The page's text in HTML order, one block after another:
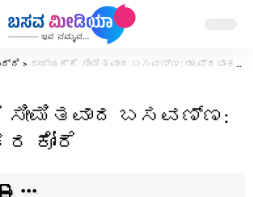
> ರಾಜ್ಯಕ್ಕೆ ಸೀಮಿತವಾದ ಬಸವಣ್ಣ: ಡಾ.ಪ್ರಭಾಕರ ಕೋರೆ
ಸೀಮಿತವಾದ ಬಸವಣ್ಣ:
ಕೋರೆ